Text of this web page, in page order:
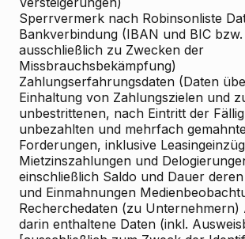
Sperrvermerk nach Robinsonliste
Bankverbindung (IBAN und BIC bzw.
ausschließlich zu Zwecken der
Missbrauchsbekämpfung)
Zahlungserfahrungsdaten (Daten
Einhaltung von Zahlungszielen und
unbestrittenen, nach Eintritt der
unbezahlten und mehrfach
Forderungen, inklusive
Mietzinszahlungen und
einschließlich Saldo und Dauer
und Einmahnungen
Recherchedaten (zu Unternehmern)
darin enthaltene Daten (inkl.